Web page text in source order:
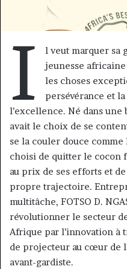
I
l veut marquer sa
jeunesse africaine
les choses
persévérance et
l’excellence. Né dans
avait le choix de se
se la couler douce
choisi de quitter le cocon
au prix de ses efforts et
propre trajectoire.
multitâche, FOTSO D.
révolutionner le secteur
Afrique par l’innovation à
de projecteur au cœur de
avant-gardiste.